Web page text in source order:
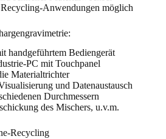
Anwendungen möglich
handgeführtem Bediengerät
PC mit Touchpanel
Materialtrichter
und Datenaustausch
Durchmessern
des Mischers, u.v.m.
Recycling